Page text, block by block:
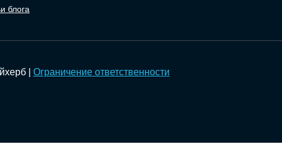
блога
| Ограничение ответственности